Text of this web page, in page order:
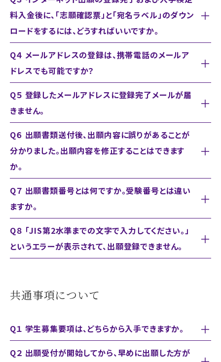
料入金後に、「志願確認票」と「宛名ラベル」のダウン
ロードをするには、どうすればいいですか。
Q４ メールアドレスの登録は、携帯電話のメールア
ドレスでも可能ですか？
Q５ 登録したメールアドレスに登録完了メールが届
きません。
Q６ 出願書類送付後、出願内容に誤りがあることが
分かりました。出願内容を修正することはできます
か。
Q７ 出願書類番号とは何ですか。受験番号とは違い
ますか。
Q８ 「JIS第2水準までの文字で入力してください。」
というエラーが表示されて、出願登録できません。
共通事項について
Q１ 学生募集要項は、どちらから入手できますか。
Q２ 出願受付が開始してから、早めに出願した方が